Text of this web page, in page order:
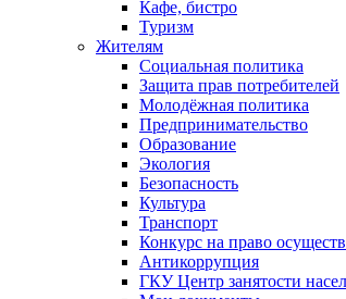
Кафе, бистро
Туризм
Жителям
Социальная политика
Защита прав потребителей
Молодёжная политика
Предпринимательство
Образование
Экология
Безопасность
Культура
Транспорт
Конкурс на право
Антикоррупция
ГКУ Центр занятости